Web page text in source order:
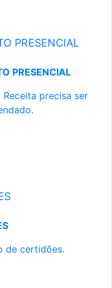
PRESENCIAL
PRESENCIAL
precisa ser
de certidões.